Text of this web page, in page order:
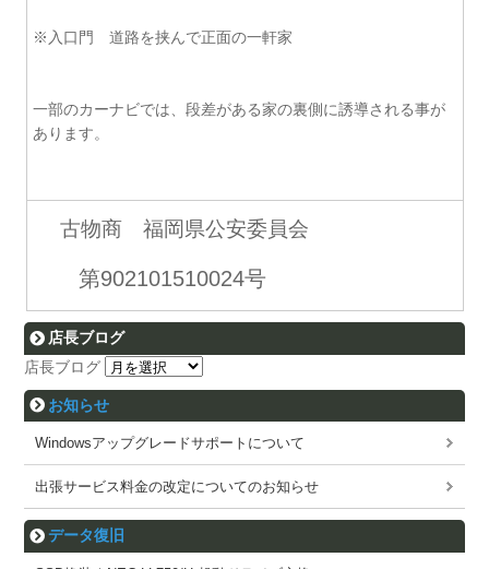
※入口門 道路を挟んで正面の一軒家
一部のカーナビでは、段差がある家の裏側に誘導される事が
あります。
古物商 福岡県公安委員会
第902101510024号
店長ブログ
店長ブログ
お知らせ
Windowsアップグレードサポートについて
出張サービス料金の改定についてのお知らせ
データ復旧